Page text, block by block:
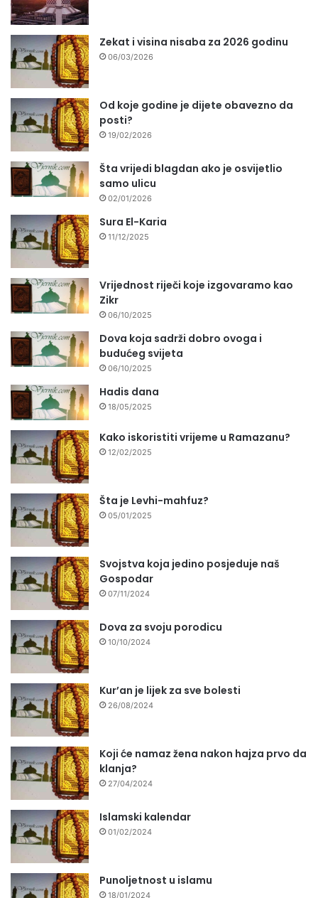
Zekat i visina nisaba za 2026 godinu
06/03/2026
Od koje godine je dijete obavezno da
posti?
19/02/2026
Šta vrijedi blagdan ako je osvijetlio
samo ulicu
02/01/2026
Sura El-Karia
11/12/2025
Vrijednost riječi koje izgovaramo kao
Zikr
06/10/2025
Dova koja sadrži dobro ovoga i
budućeg svijeta
06/10/2025
Hadis dana
18/05/2025
Kako iskoristiti vrijeme u Ramazanu?
12/02/2025
Šta je Levhi-mahfuz?
05/01/2025
Svojstva koja jedino posjeduje naš
Gospodar
07/11/2024
Dova za svoju porodicu
10/10/2024
Kur’an je lijek za sve bolesti
26/08/2024
Koji će namaz žena nakon hajza prvo da
klanja?
27/04/2024
Islamski kalendar
01/02/2024
Punoljetnost u islamu
18/01/2024